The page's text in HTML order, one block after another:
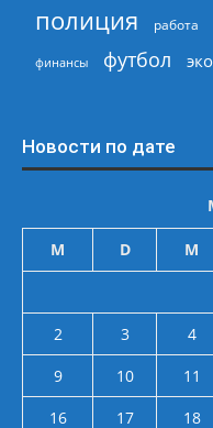
полиция работа
финансы футбол
Новости по дате
M D M
2
3 4
9
10 11
16
17 18